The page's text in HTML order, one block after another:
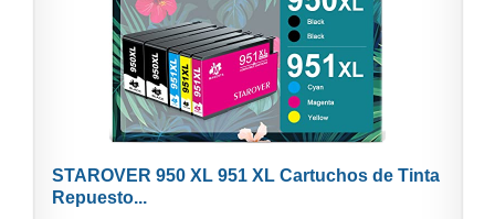
STAROVER 950 XL 951 XL Cartuchos de Tinta
Repuesto...